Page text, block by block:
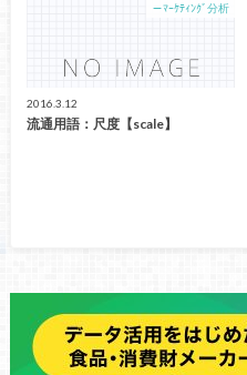
－ﾏｰｹﾃｨﾝｸﾞ分析
2016.3.12
流通用語：尺度【scale】